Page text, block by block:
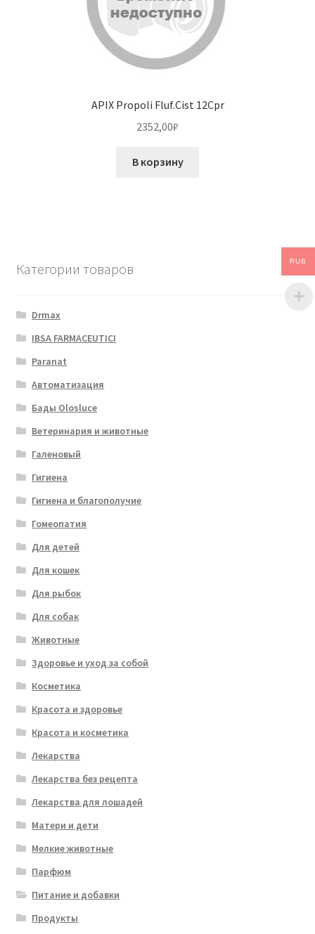
APIX Propoli Fluf.Cist 12Cpr
2352,00₽
В корзину
Категории товаров
Drmax
IBSA FARMACEUTICI
Paranat
Автоматизация
Бады Olosluce
Ветеринария и животные
Галеновый
Гигиена
Гигиена и благополучие
Гомеопатия
Для детей
Для кошек
Для рыбок
Для собак
Животные
Здоровье и уход за собой
Косметика
Красота и здоровье
Красота и косметика
Лекарства
Лекарства без рецепта
Лекарства для лошадей
Матери и дети
Мелкие животные
Парфюм
Питание и добавки
Продукты
RUB